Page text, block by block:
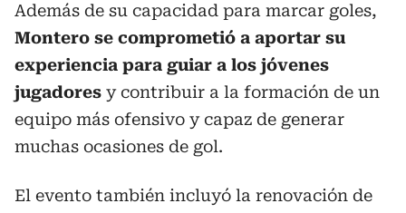
Además de su capacidad para marcar goles,
Montero se comprometió a aportar su
experiencia para guiar a los jóvenes
jugadores y contribuir a la formación de un
equipo más ofensivo y capaz de generar
muchas ocasiones de gol.
El evento también incluyó la renovación de